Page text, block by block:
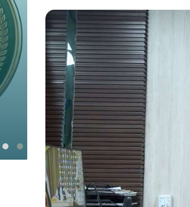
المسلحة الجنوبية تطلق
الرسمية على مواقع التواصل
الاجتماعي